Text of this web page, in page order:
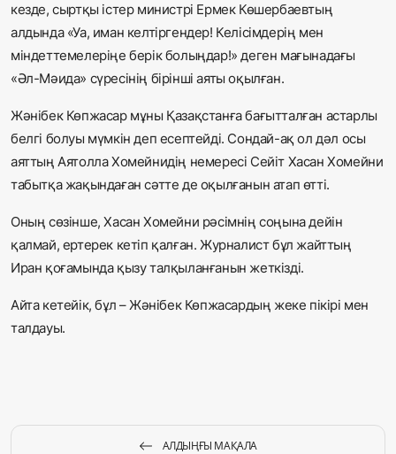
кезде, сыртқы істер министрі Ермек Көшербаевтың
алдында «Уа, иман келтіргендер! Келісімдерің мен
міндеттемелеріңе берік болыңдар!» деген мағынадағы
«Әл-Мәида» сүресінің бірінші аяты оқылған.
Жәнібек Көпжасар мұны Қазақстанға бағытталған астарлы
белгі болуы мүмкін деп есептейді. Сондай-ақ ол дәл осы
аяттың Аятолла Хомейнидің немересі Сейіт Хасан Хомейни
табытқа жақындаған сәтте де оқылғанын атап өтті.
Оның сөзінше, Хасан Хомейни рәсімнің соңына дейін
қалмай, ертерек кетіп қалған. Журналист бұл жайттың
Иран қоғамында қызу талқыланғанын жеткізді.
Айта кетейік, бұл – Жәнібек Көпжасардың жеке пікірі мен
талдауы.
АЛДЫҢҒЫ МАҚАЛА